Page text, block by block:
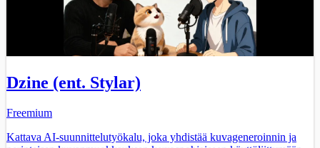
Dzine (ent. Stylar)
Freemium
Kattava AI-suunnittelutyökalu, joka yhdistää kuvageneroinnin ja